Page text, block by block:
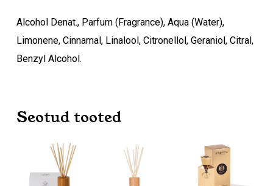
Alcohol Denat., Parfum (Fragrance), Aqua (Water),
Limonene, Cinnamal, Linalool, Citronellol, Geraniol, Citral,
Benzyl Alcohol.
Seotud tooted